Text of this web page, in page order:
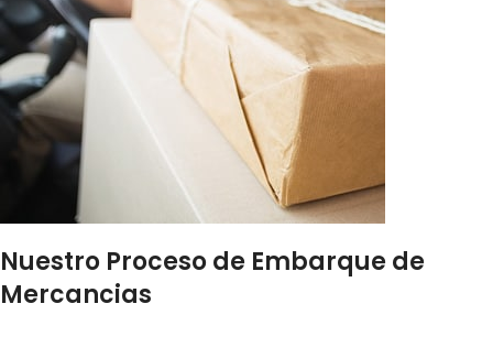
Nuestro Proceso de Embarque de
Mercancias